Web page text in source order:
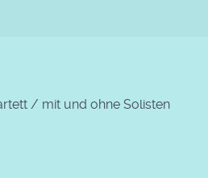
/ mit und ohne Solisten